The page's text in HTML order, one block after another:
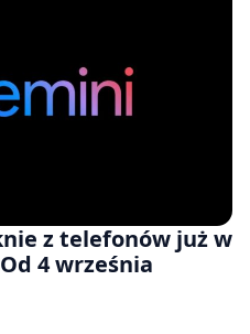
z telefonów już w
4 września